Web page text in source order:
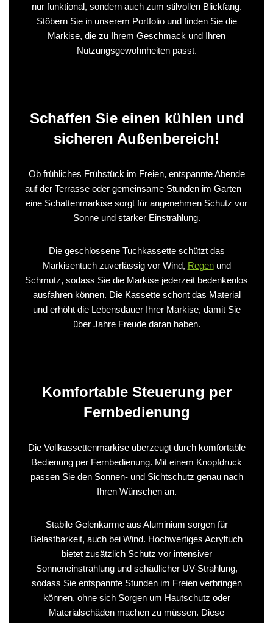
nur funktional, sondern auch zum stilvollen Blickfang.
Stöbern Sie in unserem Portfolio und finden Sie die
Markise, die zu Ihrem Geschmack und Ihren
Nutzungsgewohnheiten passt.
Schaffen Sie einen kühlen und
sicheren Außenbereich!
Ob frühliches Frühstück im Freien, entspannte Abende
auf der Terrasse oder gemeinsame Stunden im Garten –
eine Schattenmarkise sorgt für angenehmen Schutz vor
Sonne und starker Einstrahlung.
Die geschlossene Tuchkassette schützt das
Markisentuch zuverlässig vor Wind, Regenund
Schmutz, sodass Sie die Markise jederzeit bedenkenlos
ausfahren können. Die Kassette schont das Material
und erhöht die Lebensdauer Ihrer Markise, damit Sie
über Jahre Freude daran haben.
Komfortable Steuerung per
Fernbedienung
Die Vollkassettenmarkise überzeugt durch komfortable
Bedienung per Fernbedienung. Mit einem Knopfdruck
passen Sie den Sonnen- und Sichtschutz genau nach
Ihren Wünschen an.
Stabile Gelenkarme aus Aluminium sorgen für
Belastbarkeit, auch bei Wind. Hochwertiges Acryltuch
bietet zusätzlich Schutz vor intensiver
Sonneneinstrahlung und schädlicher UV-Strahlung,
sodass Sie entspannte Stunden im Freien verbringen
können, ohne sich Sorgen um Hautschutz oder
Materialschäden machen zu müssen. Diese